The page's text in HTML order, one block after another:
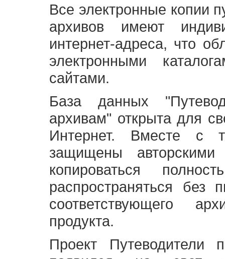
Все электронные копии
архивов имеют
интернет-адреса, что
электронными
сайтами.
База данных
архивам" открыта для
Интернет. Вместе с
защищены
копироваться
распространяться без
соответствующего
продукта.
Проект Путеводители